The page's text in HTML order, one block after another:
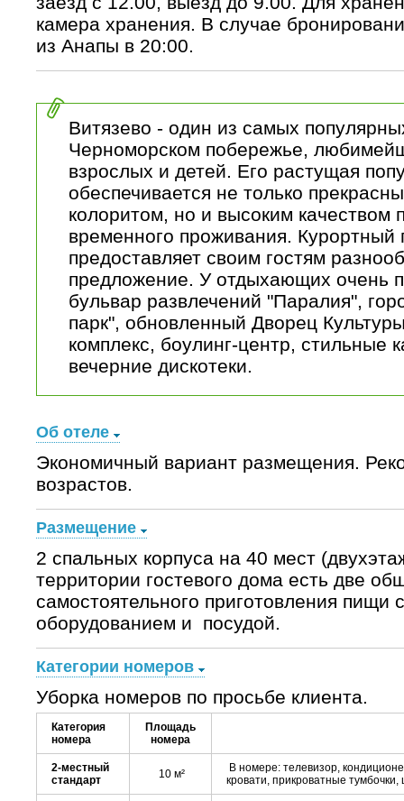
камера хранения. В случае
из Анапы в 20:00.
Витязево - один из самых
Черноморском побережье,
взрослых и детей. Его растущая
обеспечивается не только
колоритом, но и высоким качеством
временного проживания. Курортный
предоставляет своим гостям
предложение. У отдыхающих очень
бульвар развлечений "Паралия",
парк", обновленный Дворец
комплекс, боулинг-центр, стильные
вечерние дискотеки.
Об отеле
Экономичный вариант размещения.
возрастов.
Размещение
2 спальных корпуса на 40 мест
территории гостевого дома есть две
самостоятельного приготовления
оборудованием и посудой.
Категории номеров
Уборка номеров по просьбе клиента.
Категория
номера
Площадь
номера
2-местный
стандарт
10 м²
В номере: телевизор,
кровати, прикроватные тумбочки,